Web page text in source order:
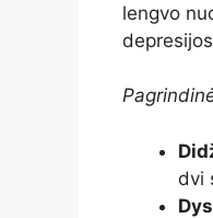
lengvo
dvi